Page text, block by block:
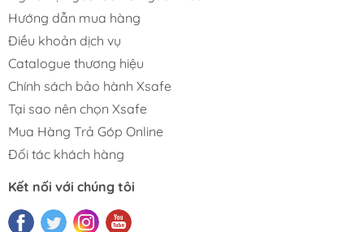
Hướng dẫn mua hàng
Điều khoản dịch vụ
Catalogue thương hiệu
Chính sách bảo hành Xsafe
Tại sao nên chọn Xsafe
Mua Hàng Trả Góp Online
Đối tác khách hàng
Kết nối với chúng tôi